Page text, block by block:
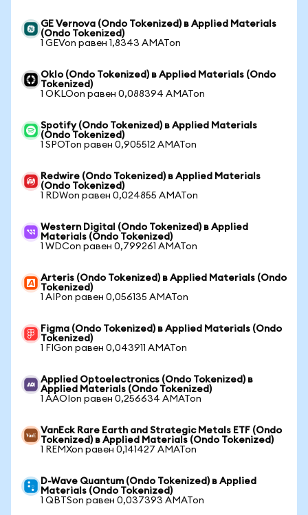
GE Vernova (Ondo Tokenized) в Applied Materials
(Ondo Tokenized)
1 GEVon равен 1,8343 AMATon
Oklo (Ondo Tokenized) в Applied Materials (Ondo
Tokenized)
1 OKLOon равен 0,088394 AMATon
Spotify (Ondo Tokenized) в Applied Materials
(Ondo Tokenized)
1 SPOTon равен 0,905512 AMATon
Redwire (Ondo Tokenized) в Applied Materials
(Ondo Tokenized)
1 RDWon равен 0,024855 AMATon
Western Digital (Ondo Tokenized) в Applied
Materials (Ondo Tokenized)
1 WDCon равен 0,799261 AMATon
Arteris (Ondo Tokenized) в Applied Materials (Ondo
Tokenized)
1 AIPon равен 0,056135 AMATon
Figma (Ondo Tokenized) в Applied Materials (Ondo
Tokenized)
1 FIGon равен 0,043911 AMATon
Applied Optoelectronics (Ondo Tokenized) в
Applied Materials (Ondo Tokenized)
1 AAOIon равен 0,256634 AMATon
VanEck Rare Earth and Strategic Metals ETF (Ondo
Tokenized) в Applied Materials (Ondo Tokenized)
1 REMXon равен 0,141427 AMATon
D-Wave Quantum (Ondo Tokenized) в Applied
Materials (Ondo Tokenized)
1 QBTSon равен 0,037393 AMATon